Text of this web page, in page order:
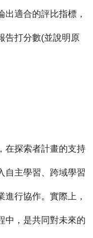
出適合的評比指標，
告打分數(並說明原
在探索者計畫的支持
自主學習、跨域學習
進行協作。實際上，
中，是共同對未來的